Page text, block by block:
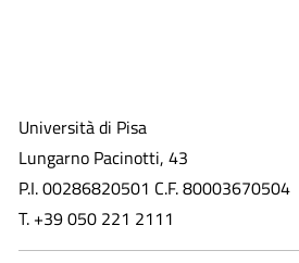
Università di Pisa
Lungarno Pacinotti, 43
P.I. 00286820501 C.F. 80003670504
T. +39 050 221 2111